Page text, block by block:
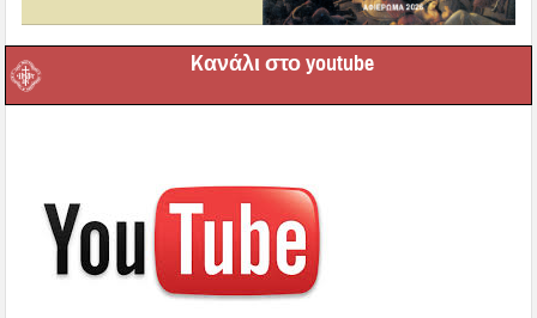
Kανάλι στο youtube